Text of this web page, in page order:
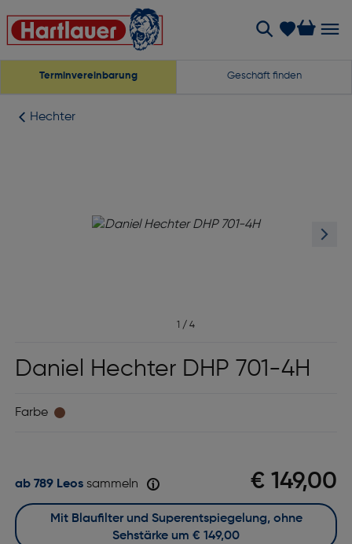
Terminvereinbarung Geschäft finden
Hechter
1 / 4
Daniel Hechter DHP 701-4H
Farbe
€ 149,00
ab 789 Leossammeln
Mit Blaufilter und Superentspiegelung, ohne
Sehstärke um € 149,00